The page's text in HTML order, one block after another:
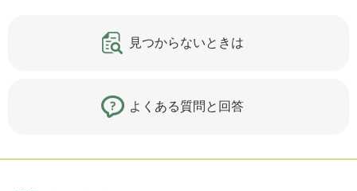
見つからないときは
よくある質問と回答